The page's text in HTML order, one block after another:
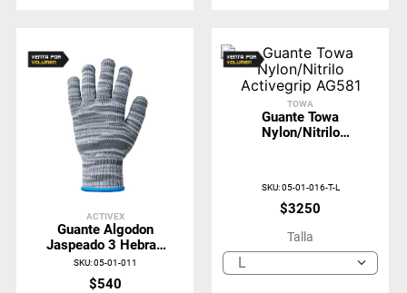
ACTIVEX
Guante Algodon
Jaspeado 3 Hebras
Pig. 1 Cara
SKU:05-01-011
$540
TOWA
Guante Towa
Nylon/Nitrilo
SKU:05-01-016-T-L
$3250
Talla
L